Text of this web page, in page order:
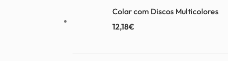
Colar com Discos Multicolores
12,18€